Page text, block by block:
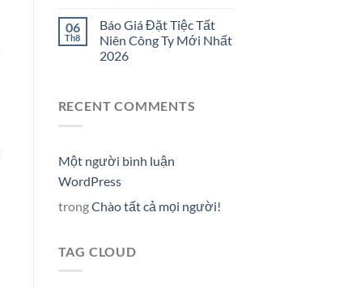
06
Th8
Báo Giá Đặt Tiệc Tất
Niên Công Ty Mới Nhất
2026
RECENT COMMENTS
Một người bình luận
WordPress
trongChào tất cả mọi người!
TAG CLOUD